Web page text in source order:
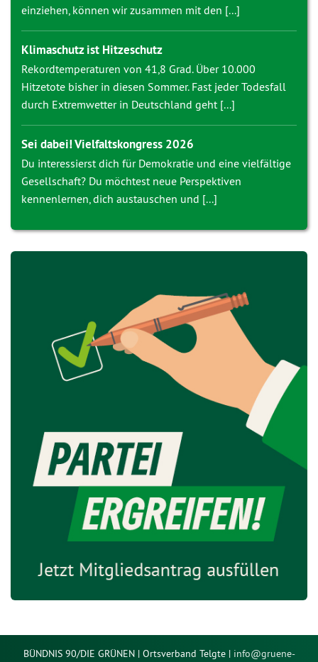
einziehen, können wir zusammen mit den [...]
Klimaschutz ist Hitzeschutz
Rekordtemperaturen von 41,8 Grad. Über 10.000
Hitzetote bisher in diesen Sommer. Fast jeder Todesfall
durch Extremwetter in Deutschland geht [...]
Sei dabei! Vielfaltskongress 2026
Du interessierst dich für Demokratie und eine vielfältige
Gesellschaft? Du möchtest neue Perspektiven
kennenlernen, dich austauschen und [...]
BÜNDNIS 90/DIE GRÜNEN | Ortsverband Telgte | info@gruene-